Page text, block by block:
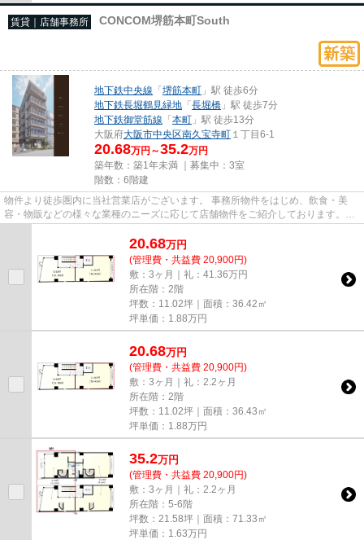
賃貸｜店舗事務所 CONCOM堺筋本町South
地下鉄中央線 「堺筋本町 」駅 徒歩6分
地下鉄長堀鶴見緑地 「長堀橋 」駅 徒歩7分
地下鉄御堂筋線 「本町 」駅 徒歩13分
大阪府大阪市中央区南久宝寺町 １丁目6-1
20.68万円～35.2万円
築年数：築1年未満 ｜募集中： 3室
階数：6階建
物件より徒歩圏内に当社営業店がございます。 事務所物件をはじめ、飲食・美
容・物販などの様々な業種のニーズに応じて店舗物件をご紹介しております。
尚、弊社ではおとり広告は一切...
20.68万円
(管理費・共益費 20,900円)
敷：3ヶ月｜礼：41.36万円
所在階：2階
坪数：11.02坪｜面積：36.42㎡
坪単価： 1.88万円
20.68万円
(管理費・共益費 20,900円)
敷：3ヶ月｜礼：2.2ヶ月
所在階：2階
坪数：11.02坪｜面積：36.43㎡
坪単価： 1.88万円
35.2万円
(管理費・共益費 20,900円)
敷：3ヶ月｜礼：2.2ヶ月
所在階：5-6階
坪数：21.58坪｜面積：71.33㎡
坪単価： 1.63万円